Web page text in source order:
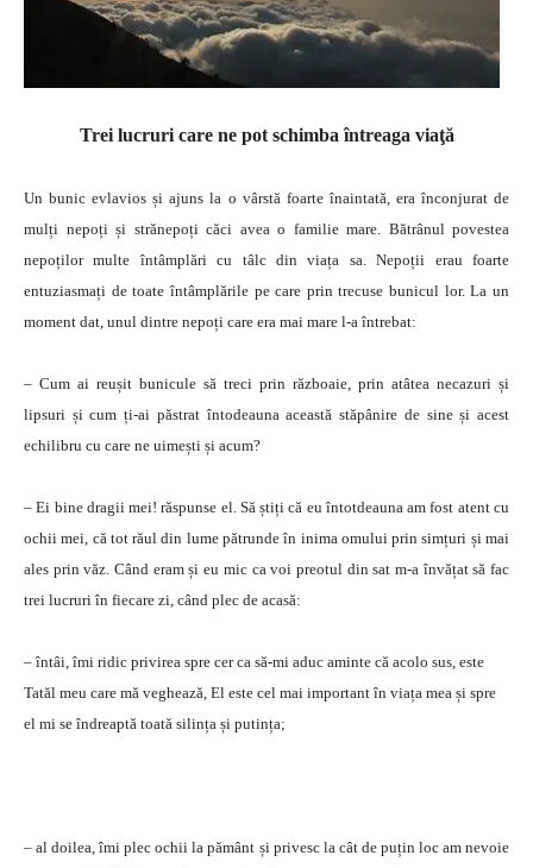
Trei lucruri care ne pot schimba întreaga viaţă
Un bunic evlavios și ajuns la o vârstă foarte înaintată, era înconjurat de
mulți nepoți și strănepoți căci avea o familie mare. Bătrânul povestea
nepoților multe întâmplări cu tâlc din viața sa. Nepoții erau foarte
entuziasmați de toate întâmplările pe care prin trecuse bunicul lor. La un
moment dat, unul dintre nepoți care era mai mare l-a întrebat:
– Cum ai reușit bunicule să treci prin războaie, prin atâtea necazuri și
lipsuri și cum ți-ai păstrat întodeauna această stăpânire de sine și acest
echilibru cu care ne uimești și acum?
– Ei bine dragii mei! răspunse el. Să știți că eu întotdeauna am fost atent cu
ochii mei, că tot răul din lume pătrunde în inima omului prin simțuri și mai
ales prin văz. Când eram și eu mic ca voi preotul din sat m-a învățat să fac
trei lucruri în fiecare zi, când plec de acasă:
– întâi, îmi ridic privirea spre cer ca să-mi aduc aminte că acolo sus, este
Tatăl meu care mă veghează, El este cel mai important în viața mea și spre
el mi se îndreaptă toată silința și putința;
– al doilea, îmi plec ochii la pământ și privesc la cât de puțin loc am nevoie